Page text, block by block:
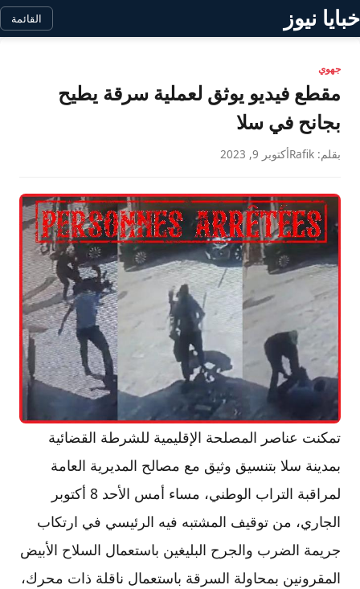
خبايا نيوز القائمة
جهوي
مقطع فيديو يوثق لعملية سرقة يطيح
بجانح في سلا
بقلم: Rafik أكتوبر 9, 2023
تمكنت عناصر المصلحة الإقليمية للشرطة القضائية
بمدينة سلا بتنسيق وثيق مع مصالح المديرية العامة
لمراقبة التراب الوطني، مساء أمس الأحد 8 أكتوبر
الجاري، من توقيف المشتبه فيه الرئيسي في ارتكاب
جريمة الضرب والجرح البليغين باستعمال السلاح الأبيض
المقرونين بمحاولة السرقة باستعمال ناقلة ذات محرك،